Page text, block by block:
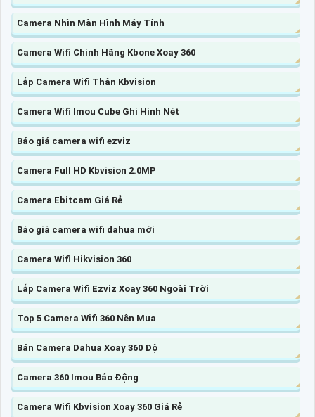
Camera Nhìn Màn Hình Máy Tính
Camera Wifi Chính Hãng Kbone Xoay 360
Lắp Camera Wifi Thân Kbvision
Camera Wifi Imou Cube Ghi Hình Nét
Báo giá camera wifi ezviz
Camera Full HD Kbvision 2.0MP
Camera Ebitcam Giá Rẻ
Báo giá camera wifi dahua mới
Camera Wifi Hikvision 360
Lắp Camera Wifi Ezviz Xoay 360 Ngoài Trời
Top 5 Camera Wifi 360 Nên Mua
Bán Camera Dahua Xoay 360 Độ
Camera 360 Imou Báo Động
Camera Wifi Kbvision Xoay 360 Giá Rẻ